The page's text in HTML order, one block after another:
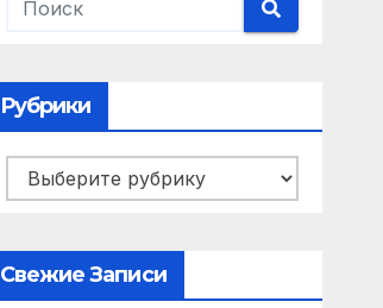
Рубрики
Рубрики
Свежие Записи